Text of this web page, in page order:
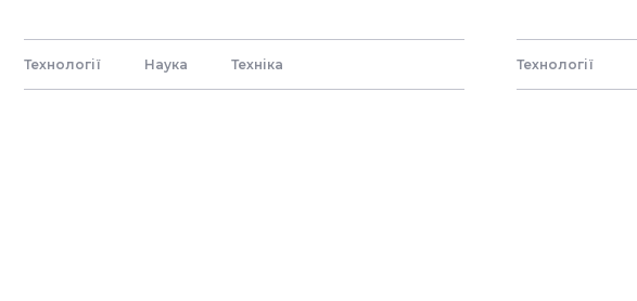
Технології Наука Технiка Технології